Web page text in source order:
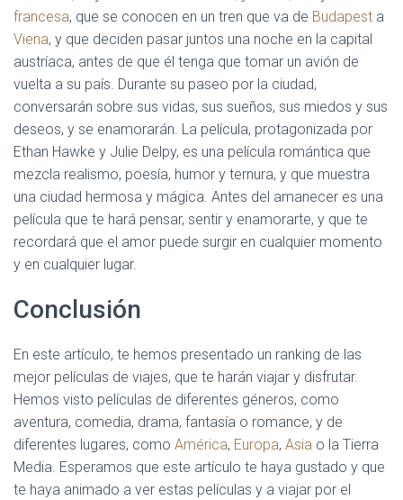
francesa, que se conocen en un tren que va de Budapest a
Viena, y que deciden pasar juntos una noche en la capital
austríaca, antes de que él tenga que tomar un avión de
vuelta a su país. Durante su paseo por la ciudad,
conversarán sobre sus vidas, sus sueños, sus miedos y sus
deseos, y se enamorarán. La película, protagonizada por
Ethan Hawke y Julie Delpy, es una película romántica que
mezcla realismo, poesía, humor y ternura, y que muestra
una ciudad hermosa y mágica. Antes del amanecer es una
película que te hará pensar, sentir y enamorarte, y que te
recordará que el amor puede surgir en cualquier momento
y en cualquier lugar.
Conclusión
En este artículo, te hemos presentado un ranking de las
mejor películas de viajes, que te harán viajar y disfrutar.
Hemos visto películas de diferentes géneros, como
aventura, comedia, drama, fantasía o romance, y de
diferentes lugares, como América, Europa, Asia o la Tierra
Media. Esperamos que este artículo te haya gustado y que
te haya animado a ver estas películas y a viajar por el